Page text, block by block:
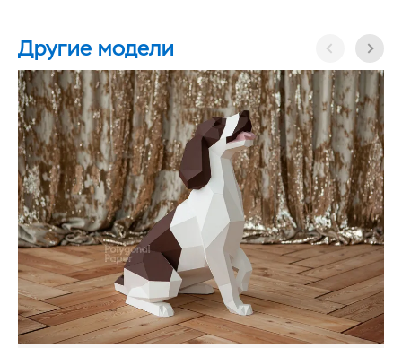
Другие модели